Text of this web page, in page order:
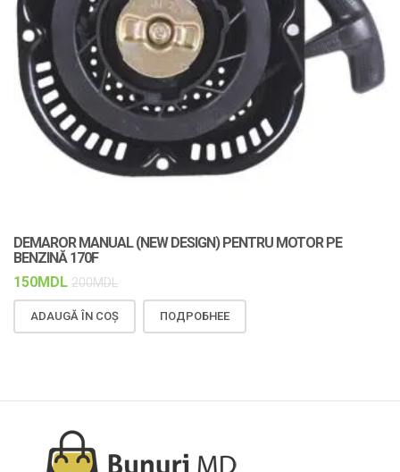
DEMAROR MANUAL (NEW DESIGN) PENTRU MOTOR PE
BENZINĂ 170F
150MDL 200MDL
ADAUGĂ ÎN COȘ ПОДРОБНЕЕ